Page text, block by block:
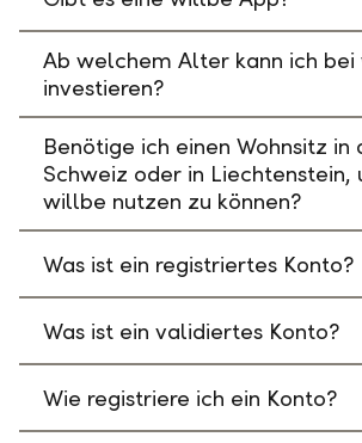
Ab welchem Alter kann ich
investieren?
Benötige ich einen Wohnsitz in
Schweiz oder in Liechtenstein,
willbe nutzen zu können?
Was ist ein registriertes Konto?
Was ist ein validiertes Konto?
Wie registriere ich ein Konto?